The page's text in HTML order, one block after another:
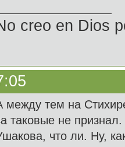
creo en Dios
между тем на
таковые не
что ли. Ну,